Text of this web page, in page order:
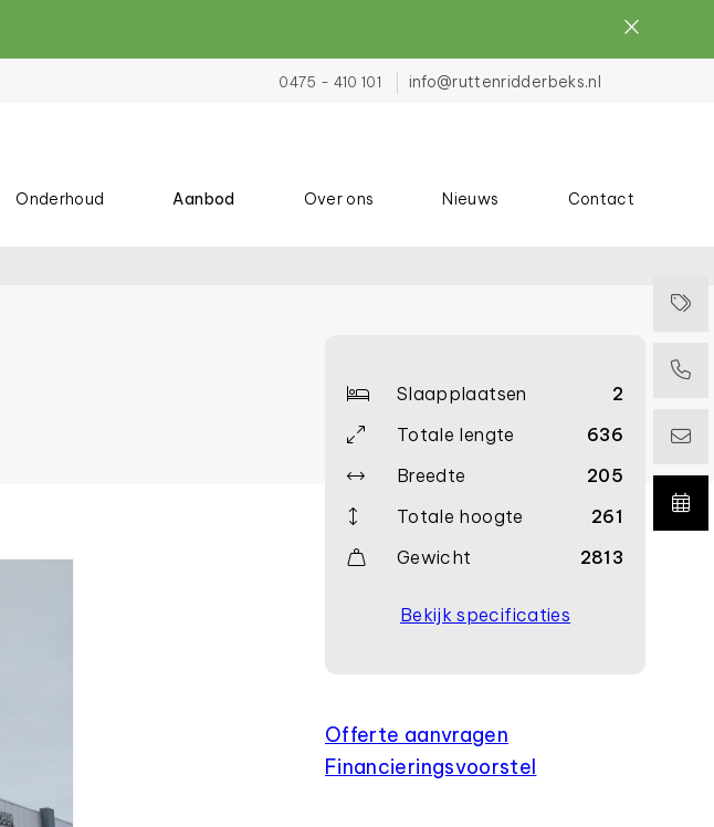
0475 - 410 101 info@ruttenridderbeks.nl
Onderhoud Aanbod Over ons Nieuws Contact
Slaapplaatsen
2
Totale lengte
636
Breedte
205
Totale hoogte
261
Gewicht
2813
Bekijk specificaties
Offerte aanvragen
Financierings­voorstel